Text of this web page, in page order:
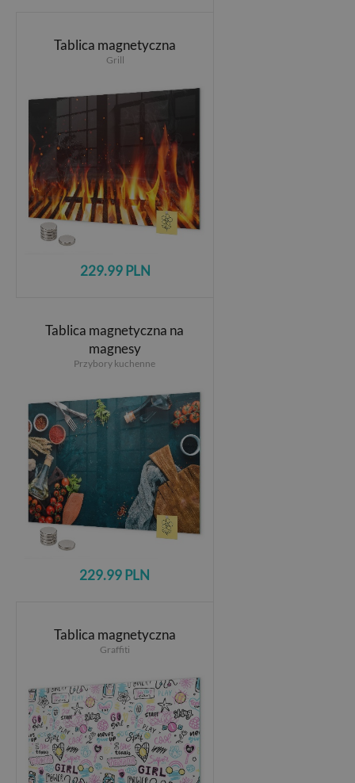
Tablica magnetyczna
Grill
229.99 PLN
Tablica magnetyczna na
magnesy
Przybory kuchenne
229.99 PLN
Tablica magnetyczna
Graffiti